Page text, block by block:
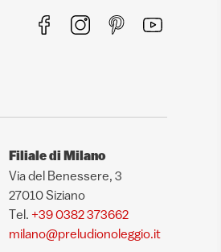
Filiale di Milano
Via del Benessere, 3
27010 Siziano
Tel. +39 0382 373662
milano@preludionoleggio.it